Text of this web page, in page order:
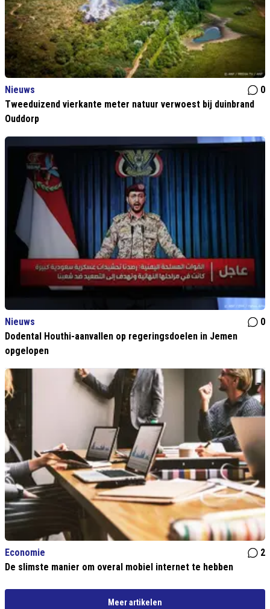
Nieuws
0
Tweeduizend vierkante meter natuur verwoest bij duinbrand
Ouddorp
Nieuws
0
Dodental Houthi-aanvallen op regeringsdoelen in Jemen
opgelopen
Economie
2
De slimste manier om overal mobiel internet te hebben
Meer artikelen